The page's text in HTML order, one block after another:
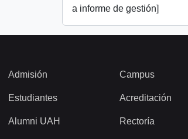
a informe de gestión]
Admisión
Estudiantes
Alumni UAH
Campus
Acreditación
Rectoría